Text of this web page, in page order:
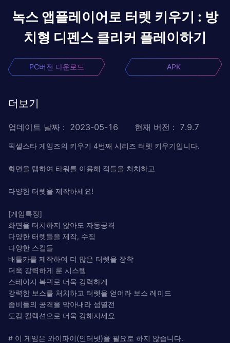
녹스 앱플레이어로 터렛 키우기 : 방
치형 디펜스 클리커 플레이하기
PC버전 다운로드 APK
더보기
업데이트 날짜 : 2023-05-16 현재 버전 : 7.9.7
픽셀스타 게임즈의 키우기 4번째 시리즈 터렛 키우기입니다.
화면을 탭하여 타워를 이용해 적들을 처치하고
다양한 터렛을 제작하세요!
[게임특징]
화면을 터치하지 않아도 자동공격
다양한 터렛들을 제작, 수집
다양한 스킬들
배틀카를 제작하여 더 많은 터렛을 장착
더욱 강력하게 룬 시스템
스테이지 복귀로 더욱 강력하게
강력한 보스를 처치하고 터렛을 얻어라 보스 레이드
좀비들의 공격을 막아내라 섬멸전
도감 컬렉션으로 더욱 강해지세요
# 이 게임은 와이파이(인터넷)을 필요로 하지 않습니다.